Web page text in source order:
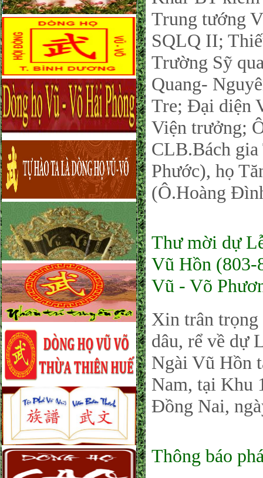
Trung tướng
SQLQ II;
Trường Sỹ
Quang-
Tre; Đại diện
Viện trưởng;
CLB.Bách
Phước), họ
(Ô.Hoàng
Thư mời dự
Vũ Hồn (803-
Vũ - Võ
Xin trân trọng
dâu, rể về dự
Ngài Vũ Hồn
Nam, tại Khu
Đồng Nai,
Thông báo